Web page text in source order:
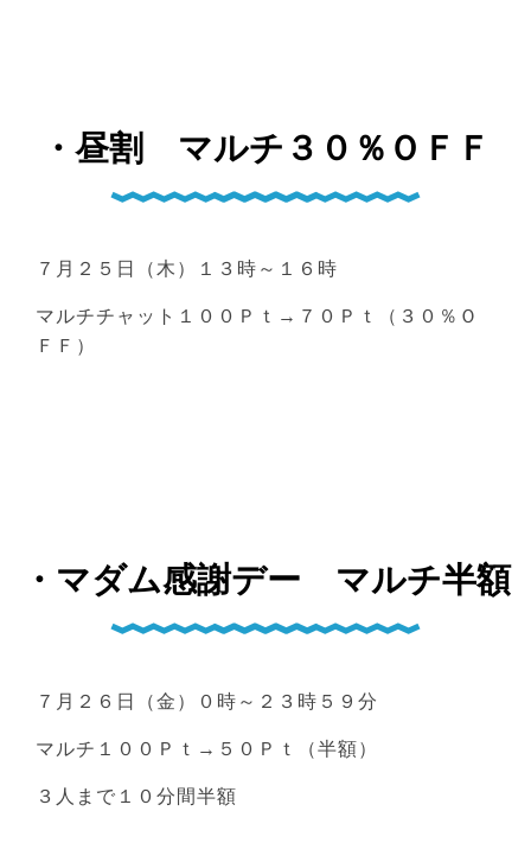
・昼割 マルチ３０％ＯＦＦ
７月２５日（木）１３時～１６時
マルチチャット１００Ｐｔ→７０Ｐｔ（３０％Ｏ
ＦＦ）
・マダム感謝デー マルチ半額
７月２６日（金）０時～２３時５９分
マルチ１００Ｐｔ→５０Ｐｔ（半額）
３人まで１０分間半額